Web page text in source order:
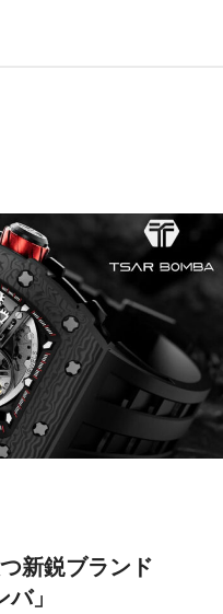
新鋭ブランド
バ」